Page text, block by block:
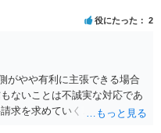
役にたった 2
がやや有利に主張できる場合
ないことは不誠実な対応であ
求を求めていくことになるか